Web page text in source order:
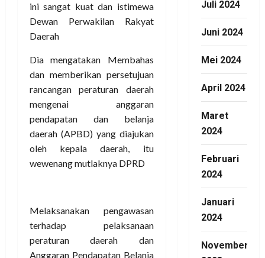
pendapatan dan belanja
daerah (APBD) yang diajukan
oleh kepala daerah, itu
Melaksanakan pengawasan
terhadap pelaksanaan
peraturan daerah dan
Anggaran Pendapatan Belanja
Daerah (APBD)itupun tugas
Ada lagi yang Mengusulkan:
seperti Untuk DPRD kota,
pengangkatan/pemberhentian
Juli 2024
Juni 2024
Mei 2024
April 2024
Maret
2024
Februari
2024
Januari
2024
November